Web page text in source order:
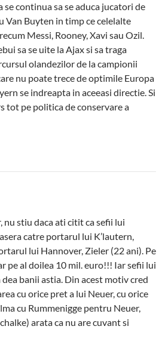
se continua sa se aduca jucatori de
Van Buyten in timp ce celelalte
Messi, Rooney, Xavi sau Ozil.
sa se uite la Ajax si sa traga
olandezilor de la campionii
nu poate trece de optimile Europa
se indreapta in aceeasi directie. Si
tot pe politica de conservare a
nu stiu daca ati citit ca sefii lui
catre portarul lui K’lautern,
lui Hannover, Zieler (22 ani). Pe
pe al doilea 10 mil. euro!!! Iar sefii lui
dea banii astia. Din acest motiv cred
cu orice pret a lui Neuer, cu orice
cu Rummenigge pentru Neuer,
arata ca nu are cuvant si